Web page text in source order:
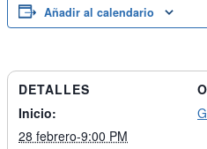
Añadir al calendario
DETALLES
Inicio:
28 febrero-9:00 PM